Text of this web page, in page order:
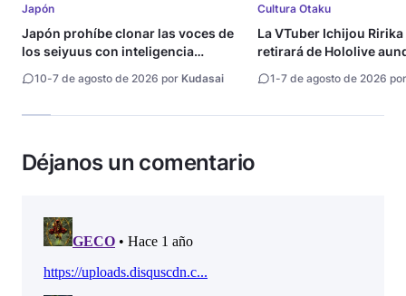
Japón
Japón prohíbe clonar las voces de
los seiyuus con inteligencia
10-7 de agosto de 2026 por Kudasai
Cultura Otaku
La VTuber Ichijou Ririka
retirará de Hololive
1-7 de agosto de 2026
Déjanos un comentario